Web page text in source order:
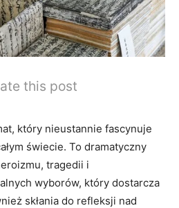
this post
który nieustannie fascynuje
świecie. To dramatyczny
tragedii i
wyborów, który dostarcza
skłania do refleksji nad